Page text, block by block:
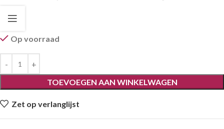
Op voorraad
TOEVOEGEN AAN WINKELWAGEN
Zet op verlanglijst